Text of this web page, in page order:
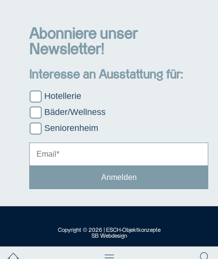
Abonniere unser
Newsletter!
Interesse an Ausstattung für:
Hotellerie
Bäder/Wellness
Seniorenheim
Copyright © 2026 | ESCH-Objektkonzepte
SB Webdesign